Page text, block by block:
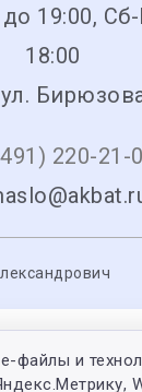
19:00,
18:00
ул.
220-21-
файлы и